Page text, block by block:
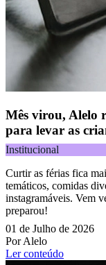
Mês virou, Alelo
para levar as
Institucional
Curtir as férias fica
temáticos, comidas
instagramáveis. Vem
preparou!
01 de Julho de 2026
Por Alelo
Ler conteúdo